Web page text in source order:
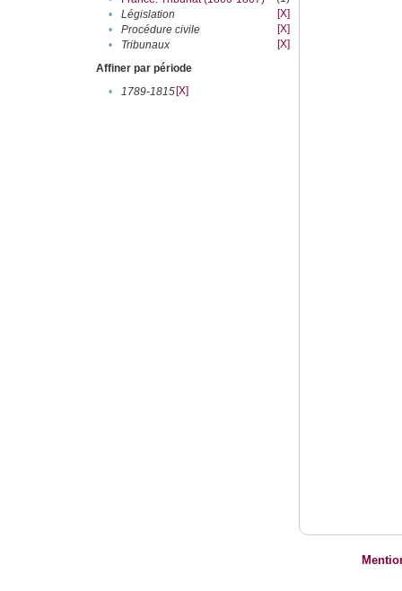
•
Législation
[X]
•
Procédure civile
[X]
•
Tribunaux
[X]
Affiner par période
•
1789-1815[X]